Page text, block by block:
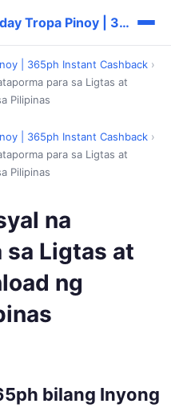
🎯 365ph Authentic Today Tropa Pinoy | 365ph Instant Cashback
| 365ph Instant Cashback ›
para sa Ligtas at
Pilipinas
| 365ph Instant Cashback ›
para sa Ligtas at
Pilipinas
na
sa Ligtas at
ng
bilang Inyong